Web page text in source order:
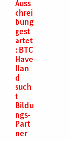
Auss
chrei
bung
gest
artet
: BTC
Have
llan
d
such
t
Bildu
ngs-
Part
ner